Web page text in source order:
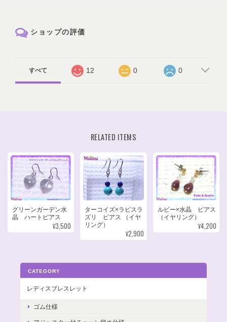
ショップの評価
すべて 12 0 0
RELATED ITEMS
グリーンガーデン水
晶 ハートピアス
¥3,500
ターコイズ×ラピスラ
ズリ ピアス （イヤ
リング）
¥2,900
ルビー×水晶 ピアス
（イヤリング）
¥4,200
CATEGORY
レディスブレスレット
ゴム仕様